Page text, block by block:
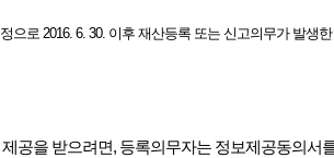
로 2016. 6. 30. 이후 재산등록 또는 신고의무가 발생
공을 받으려면, 등록의무자는 정보제공동의서